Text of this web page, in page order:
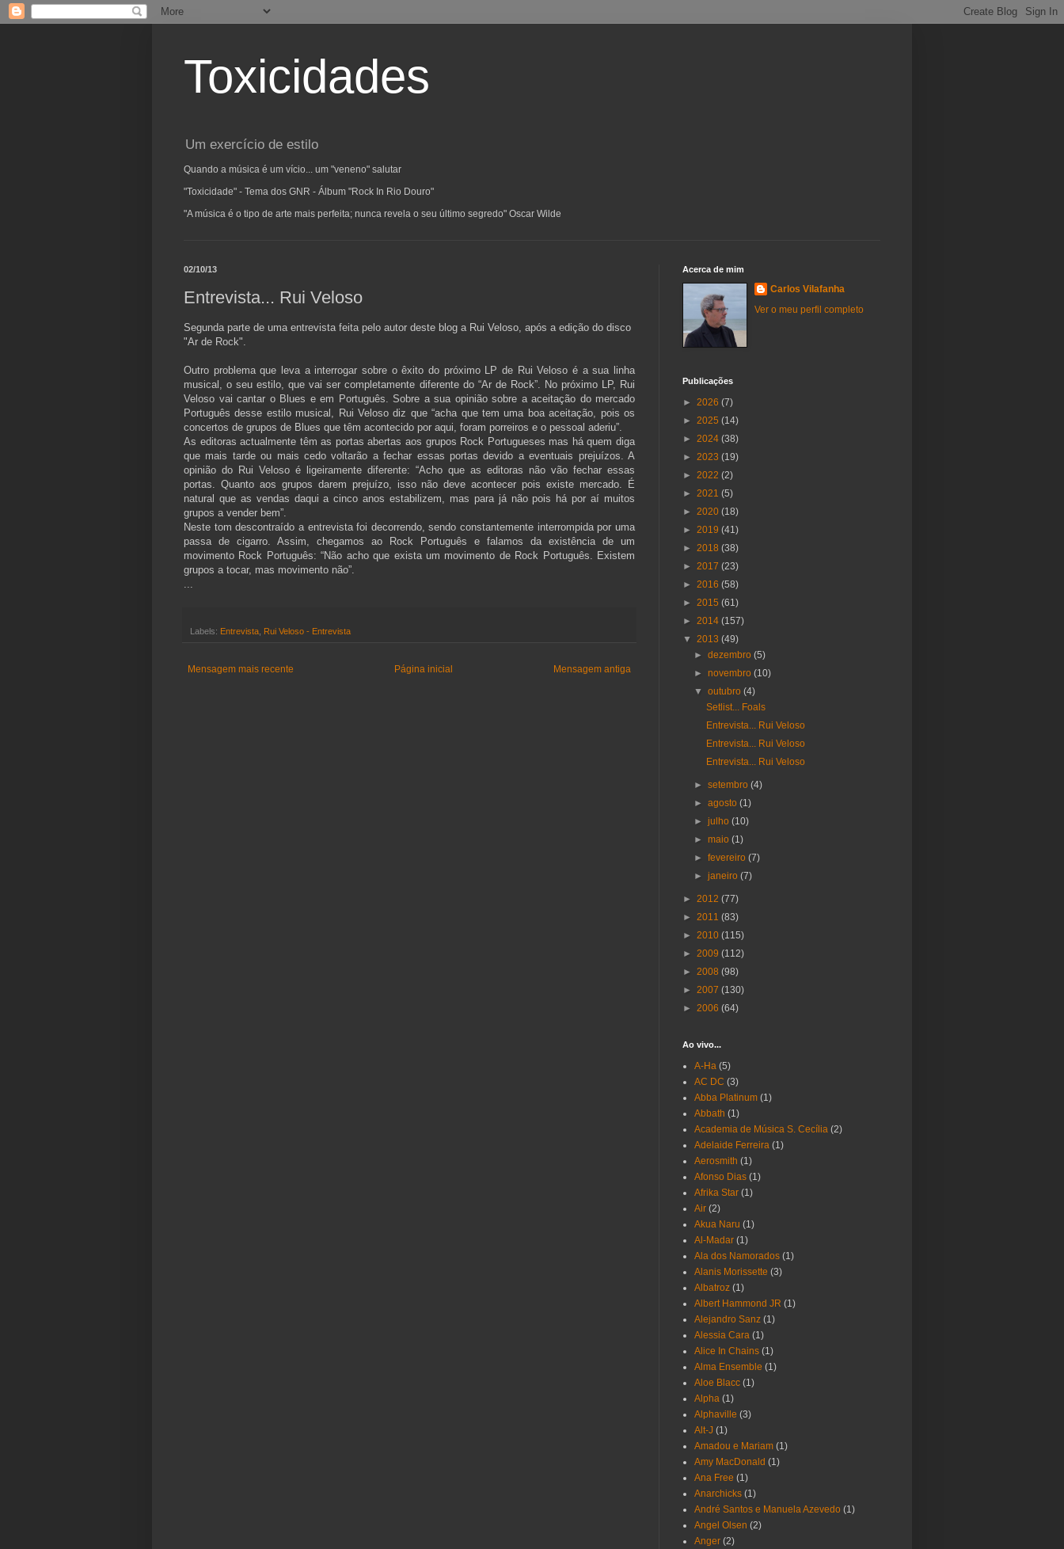
Toxicidades
Um exercício de estilo
Quando a música é um vício... um "veneno" salutar
"Toxicidade" - Tema dos GNR - Álbum "Rock In Rio Douro"
"A música é o tipo de arte mais perfeita; nunca revela o seu último segredo" Oscar Wilde
02/10/13
Entrevista... Rui Veloso
Segunda parte de uma entrevista feita pelo autor deste blog a Rui Veloso, após a edição do disco
"Ar de Rock".
Outro problema que leva a interrogar sobre o êxito do próximo LP de Rui Veloso é a sua linha
musical, o seu estilo, que vai ser completamente diferente do “Ar de Rock”. No próximo LP, Rui
Veloso vai cantar o Blues e em Português. Sobre a sua opinião sobre a aceitação do mercado
Português desse estilo musical, Rui Veloso diz que “acha que tem uma boa aceitação, pois os
concertos de grupos de Blues que têm acontecido por aqui, foram porreiros e o pessoal aderiu”.
As editoras actualmente têm as portas abertas aos grupos Rock Portugueses mas há quem diga
que mais tarde ou mais cedo voltarão a fechar essas portas devido a eventuais prejuízos. A
opinião do Rui Veloso é ligeiramente diferente: “Acho que as editoras não vão fechar essas
portas. Quanto aos grupos darem prejuízo, isso não deve acontecer pois existe mercado. É
natural que as vendas daqui a cinco anos estabilizem, mas para já não pois há por aí muitos
grupos a vender bem”.
Neste tom descontraído a entrevista foi decorrendo, sendo constantemente interrompida por uma
passa de cigarro. Assim, chegamos ao Rock Português e falamos da existência de um
movimento Rock Português: “Não acho que exista um movimento de Rock Português. Existem
grupos a tocar, mas movimento não”.
...
Labels: Entrevista Rui Veloso - Entrevista
Mensagem mais recente Mensagem antiga
Página inicial
Acerca de mim
Carlos Vilafanha
Ver o meu perfil completo
Publicações
► 2026 (7)
► 2025 (14)
► 2024 (38)
► 2023 (19)
► 2022 (2)
► 2021 (5)
► 2020 (18)
► 2019 (41)
► 2018 (38)
► 2017 (23)
► 2016 (58)
► 2015 (61)
► 2014 (157)
▼ 2013 (49)
►dezembro(5)
►novembro(10)
▼outubro(4)
Setlist... Foals
Entrevista... Rui Veloso
Entrevista... Rui Veloso
Entrevista... Rui Veloso
►setembro(4)
►agosto(1)
►julho(10)
►maio(1)
►fevereiro(7)
►janeiro(7)
► 2012 (77)
► 2011 (83)
► 2010 (115)
► 2009 (112)
► 2008 (98)
► 2007 (130)
► 2006 (64)
Ao vivo...
A-Ha (5)
AC DC (3)
Abba Platinum (1)
Abbath (1)
Academia de Música S. Cecília (2)
Adelaide Ferreira (1)
Aerosmith (1)
Afonso Dias (1)
Afrika Star (1)
Air (2)
Akua Naru (1)
Al-Madar (1)
Ala dos Namorados (1)
Alanis Morissette (3)
Albatroz (1)
Albert Hammond JR (1)
Alejandro Sanz (1)
Alessia Cara (1)
Alice In Chains (1)
Alma Ensemble (1)
Aloe Blacc (1)
Alpha (1)
Alphaville (3)
Alt-J (1)
Amadou e Mariam (1)
Amy MacDonald (1)
Ana Free (1)
Anarchicks (1)
André Santos e Manuela Azevedo (1)
Angel Olsen (2)
Anger (2)